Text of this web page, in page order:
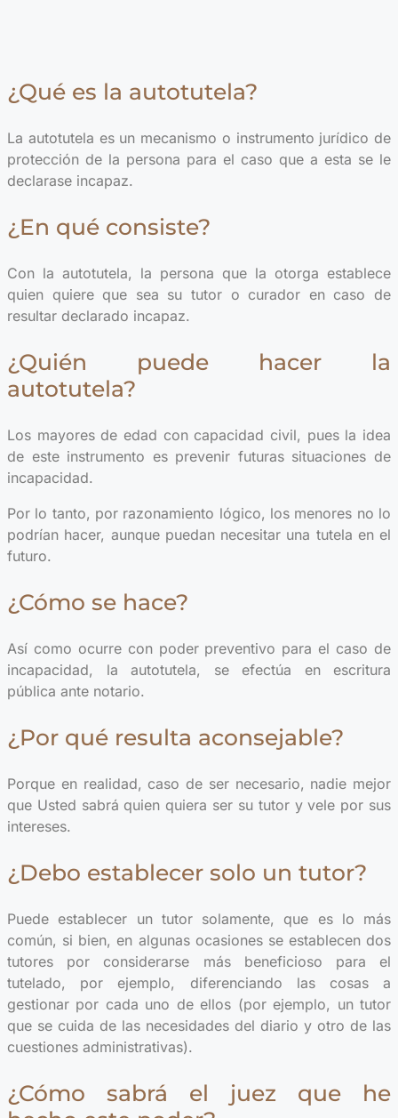
¿Qué es la autotutela?
La autotutela es un mecanismo o instrumento jurídico de
protección de la persona para el caso que a esta se le
declarase incapaz.
¿En qué consiste?
Con la autotutela, la persona que la otorga establece
quien quiere que sea su tutor o curador en caso de
resultar declarado incapaz.
¿Quién puede hacer la
autotutela?
Los mayores de edad con capacidad civil, pues la idea
de este instrumento es prevenir futuras situaciones de
incapacidad.
Por lo tanto, por razonamiento lógico, los menores no lo
podrían hacer, aunque puedan necesitar una tutela en el
futuro.
¿Cómo se hace?
Así como ocurre con poder preventivo para el caso de
incapacidad, la autotutela, se efectúa en escritura
pública ante notario.
¿Por qué resulta aconsejable?
Porque en realidad, caso de ser necesario, nadie mejor
que Usted sabrá quien quiera ser su tutor y vele por sus
intereses.
¿Debo establecer solo un tutor?
Puede establecer un tutor solamente, que es lo más
común, si bien, en algunas ocasiones se establecen dos
tutores por considerarse más beneficioso para el
tutelado, por ejemplo, diferenciando las cosas a
gestionar por cada uno de ellos (por ejemplo, un tutor
que se cuida de las necesidades del diario y otro de las
cuestiones administrativas).
¿Cómo sabrá el juez que he